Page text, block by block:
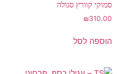
סמוקי קוורץ סגולה
₪310.00
הוספה לסל